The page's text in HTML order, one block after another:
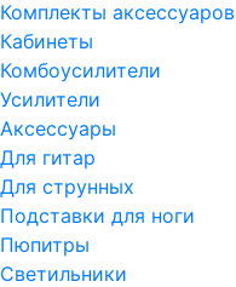
Комплекты аксессуаров
Кабинеты
Комбоусилители
Усилители
Аксессуары
Для гитар
Для струнных
Подставки для ноги
Пюпитры
Светильники